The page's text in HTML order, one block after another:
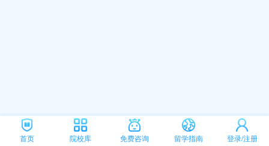
首页 院校库 免费咨询 留学指南 登录/注册